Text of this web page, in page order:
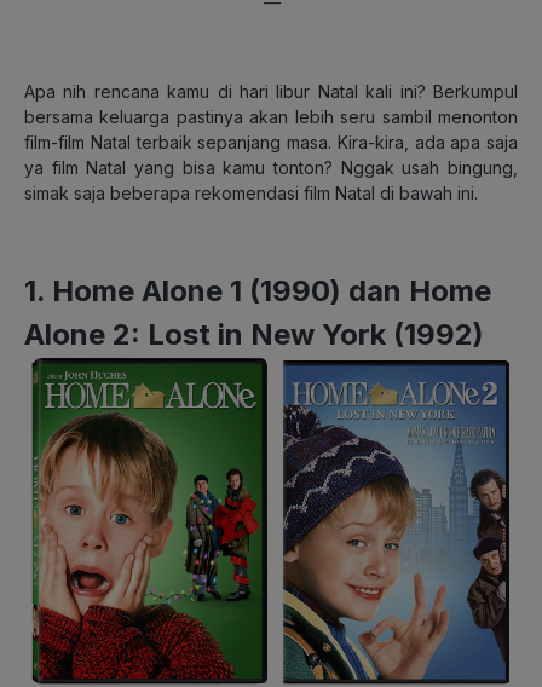
Apa nih rencana kamu di hari libur Natal kali ini? Berkumpul
bersama keluarga pastinya akan lebih seru sambil menonton
film-film Natal terbaik sepanjang masa. Kira-kira, ada apa saja
ya film Natal yang bisa kamu tonton? Nggak usah bingung,
simak saja beberapa rekomendasi film Natal di bawah ini.
1. Home Alone 1 (1990) dan Home
Alone 2: Lost in New York (1992)